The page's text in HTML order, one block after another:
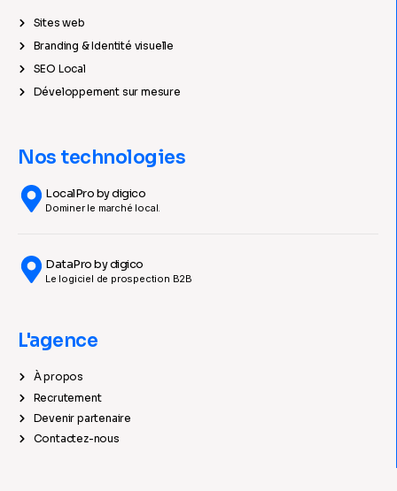
Sites web
Branding & Identité visuelle
SEO Local
Développement sur mesure
Nos technologies
LocalPro by digico
Dominer le marché local.
DataPro by digico
Le logiciel de prospection B2B
L'agence
À propos
Recrutement
Devenir partenaire
Contactez-nous